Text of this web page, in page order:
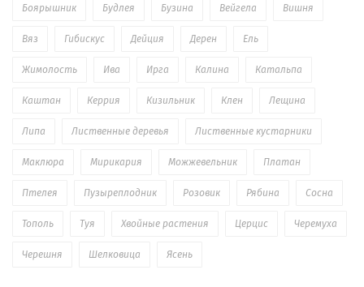
Боярышник Будлея Бузина Вейгела Вишня
Вяз Гибискус Дейция Дерен Ель
Жимолость Ива Ирга Калина Катальпа
Каштан Керрия Кизильник Клен Лещина
Липа Лиственные деревья Лиственные кустарники
Маклюра Мирикария Можжевельник Платан
Птелея Пузыреплодник Розовик Рябина Сосна
Тополь Туя Хвойные растения Церцис Черемуха
Черешня Шелковица Ясень